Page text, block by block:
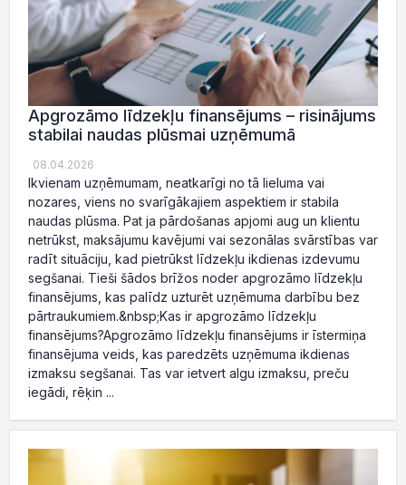
Apgrozāmo līdzekļu finansējums – risinājums
stabilai naudas plūsmai uzņēmumā
08.04.2026
Ikvienam uzņēmumam, neatkarīgi no tā lieluma vai
nozares, viens no svarīgākajiem aspektiem ir stabila
naudas plūsma. Pat ja pārdošanas apjomi aug un klientu
netrūkst, maksājumu kavējumi vai sezonālas svārstības var
radīt situāciju, kad pietrūkst līdzekļu ikdienas izdevumu
segšanai. Tieši šādos brīžos noder apgrozāmo līdzekļu
finansējums, kas palīdz uzturēt uzņēmuma darbību bez
pārtraukumiem.&nbsp;Kas ir apgrozāmo līdzekļu
finansējums?Apgrozāmo līdzekļu finansējums ir īstermiņa
finansējuma veids, kas paredzēts uzņēmuma ikdienas
izmaksu segšanai. Tas var ietvert algu izmaksu, preču
iegādi, rēķin ...